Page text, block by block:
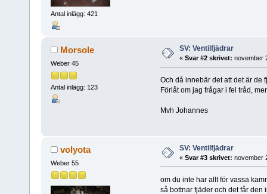
Antal inlägg: 421
Morsole
Weber 45
Antal inlägg: 123
SV: Ventilfjädrar
« Svar #2 skrivet: november
Och då innebär det att det är de
Förlåt om jag frågar i fel tråd,
Mvh Johannes
volyota
Weber 55
SV: Ventilfjädrar
« Svar #3 skrivet: november
om du inte har allt för vassa
så bottnar fjäder och det får den